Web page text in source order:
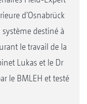
d’Osnabrück
système destiné à
le travail de la
Lukas et le Dr
le BMLEH et testé